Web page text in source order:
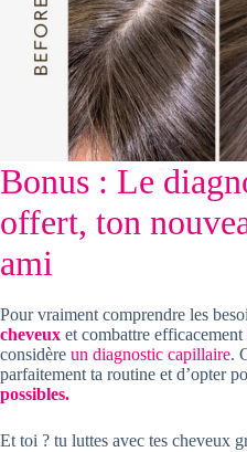
Bonus : Le
offert, ton
ami
Pour vraiment comprendre les
cheveux et combattre efficacement
considère un diagnostic capillaire.
parfaitement ta routine et d’opter
possibles.
Et toi ? tu luttes avec tes cheveux